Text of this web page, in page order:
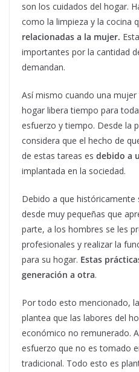
son los cuidados del hogar.
como la limpieza y la cocina
relacionadas a la mujer.
importantes por la cantidad
demandan.
Así mismo cuando una
hogar libera tiempo para
esfuerzo y tiempo. Desde la
considera que el hecho de
de estas tareas es debido a
implantada en la sociedad.
Debido a que históricamente
desde muy pequeñas que
parte, a los hombres se les
profesionales y realizar la
para su hogar. Estas
generación a otra.
Por todo esto mencionado,
plantea que las labores del
económico no remunerado.
esfuerzo que no es tomado
tradicional. Todo esto es